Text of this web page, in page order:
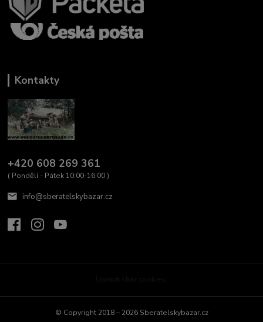
Kontakty
+420 608 269 361
( Pondělí - Pátek 10:00-16:00 )
info@sberatelskybazar.cz
© Copyright 2018 – 2026 Sberatelskybazar.cz